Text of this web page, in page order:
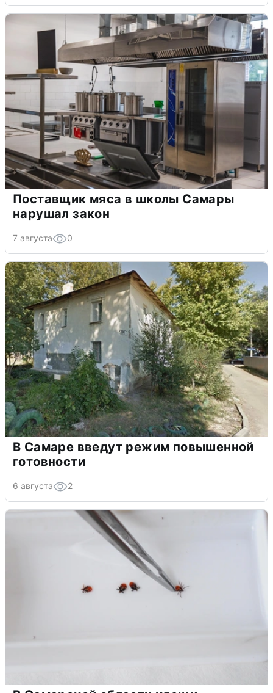
Поставщик мяса в школы Самары
нарушал закон
7 августа 0
В Самаре введут режим повышенной
готовности
6 августа 2